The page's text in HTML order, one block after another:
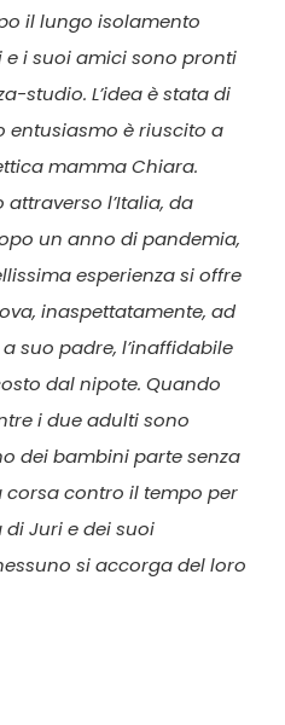
il lungo isolamento
i suoi amici sono pronti
studio. L’idea è stata di
entusiasmo è riuscito a
mamma Chiara.
l’Italia, da
un anno di pandemia,
esperienza si offre
inaspettatamente, ad
suo padre, l’inaffidabile
dal nipote. Quando
i due adulti sono
dei bambini parte senza
corsa contro il tempo per
Juri e dei suoi
si accorga del loro